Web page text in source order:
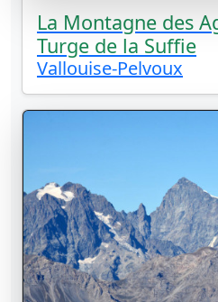
La Montagne des
Turge de la Suffie
Vallouise-Pelvoux